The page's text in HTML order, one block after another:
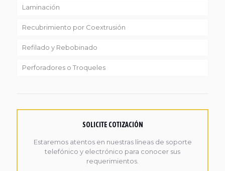
Laminación
Recubrimiento por Coextrusión
Refilado y Rebobinado
Perforadores o Troqueles
SOLICITE COTIZACIÓN
Estaremos atentos en nuestras líneas de soporte
telefónico y electrónico para conocer sus
requerimientos.